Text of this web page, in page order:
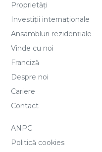
Proprietăți
Investiții internaționale
Ansambluri rezidențiale
Vinde cu noi
Franciză
Despre noi
Cariere
Contact
ANPC
Politică cookies